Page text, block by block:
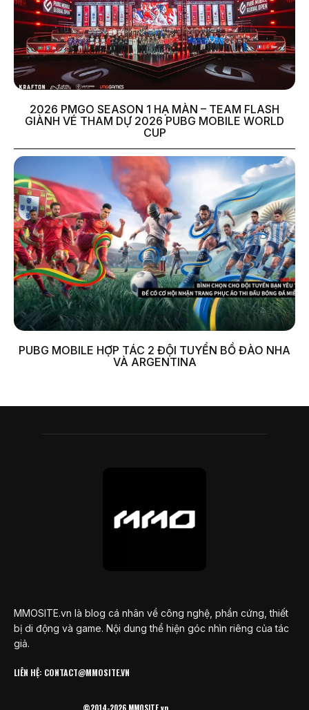
2026 PMGO SEASON 1 HẠ MÀN – TEAM FLASH
GIÀNH VÉ THAM DỰ 2026 PUBG MOBILE WORLD
CUP
PUBG MOBILE HỢP TÁC 2 ĐỘI TUYỂN BỒ ĐÀO NHA
VÀ ARGENTINA
MMOSITE.vn là blog cá nhân về công nghệ, phần cứng, thiết
bị di động và game. Nội dung thể hiện góc nhìn riêng của tác
giả.
LIÊN HỆ: CONTACT@MMOSITE.VN